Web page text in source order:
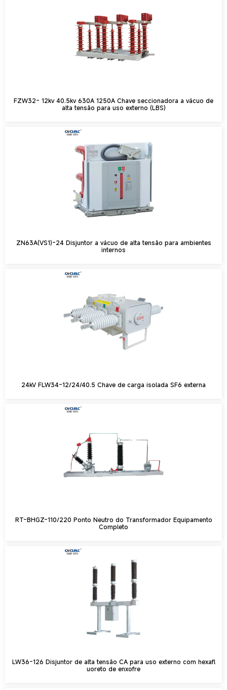
FZW32- 12kv 40.5kv 630A 1250A Chave seccionadora a vácuo de
alta tensão para uso externo (LBS)
ZN63A(VS1)-24 Disjuntor a vácuo de alta tensão para ambientes
internos
24kV FLW34-12/24/40.5 Chave de carga isolada SF6 externa
RT-BHGZ-110/220 Ponto Neutro do Transformador Equipamento
Completo
LW36-126 Disjuntor de alta tensão CA para uso externo com hexafl
uoreto de enxofre